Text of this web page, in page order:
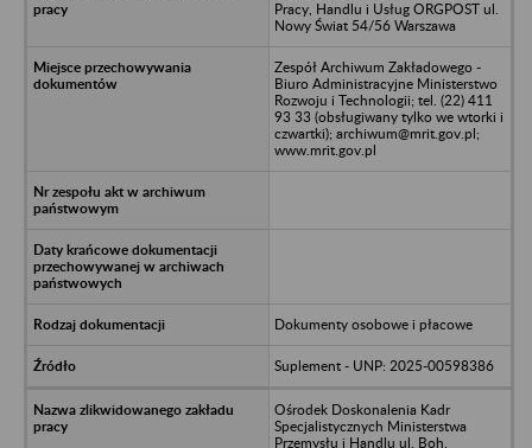
Pracy, Handlu i Usług ORGPOST ul.
Nowy Świat 54/56 Warszawa
Zespół Archiwum Zakładowego -
Biuro Administracyjne Ministerstwo
Rozwoju i Technologii; tel. (22) 411
93 33 (obsługiwany tylko we wtorki i
czwartki); archiwum@mrit.gov.pl;
www.mrit.gov.pl
Dokumenty osobowe i płacowe
Suplement - UNP: 2025-00598386
Ośrodek Doskonalenia Kadr
Specjalistycznych Ministerstwa
Przemysłu i Handlu ul. Boh.